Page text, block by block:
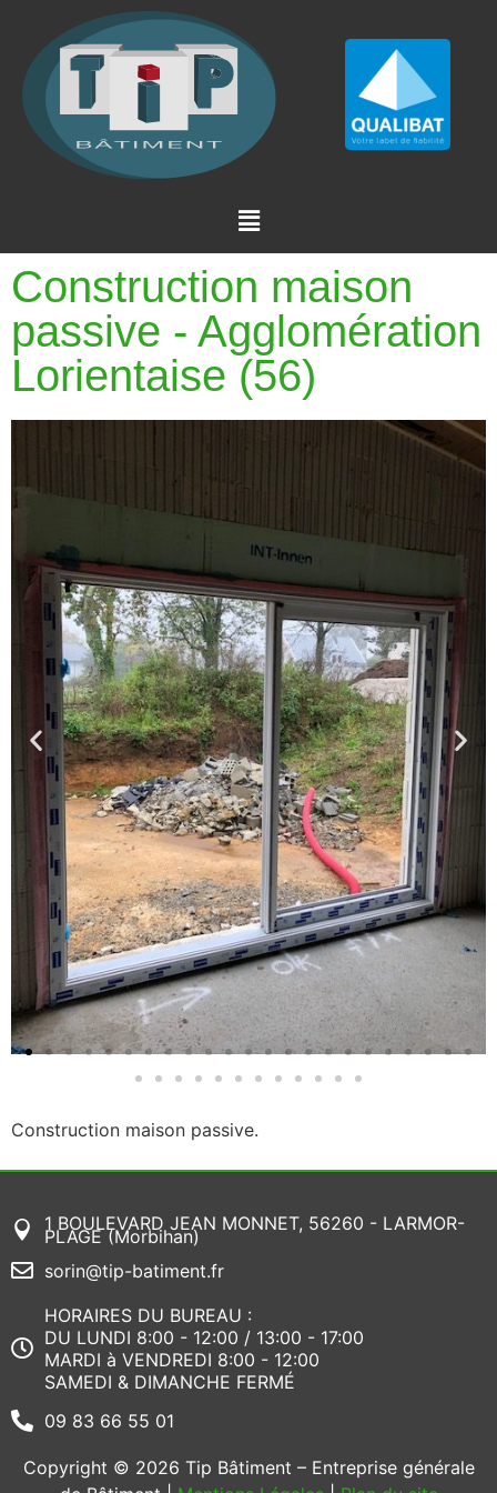
Construction maison
passive - Agglomération
Lorientaise (56)
Construction maison passive.
1 BOULEVARD JEAN MONNET, 56260 - LARMOR-
PLAGE (Morbihan)
sorin@tip-batiment.fr
HORAIRES DU BUREAU :
DU LUNDI 8:00 - 12:00 / 13:00 - 17:00
MARDI à VENDREDI 8:00 - 12:00
SAMEDI & DIMANCHE FERMÉ
09 83 66 55 01
Copyright © 2026 Tip Bâtiment – Entreprise générale